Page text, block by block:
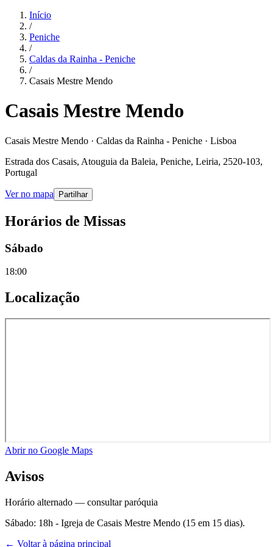
Início
/
Peniche
/
Caldas da Rainha - Peniche
/
Casais Mestre Mendo
Casais Mestre Mendo
Casais Mestre Mendo · Caldas da Rainha - Peniche · Lisboa
Estrada dos Casais, Atouguia da Baleia, Peniche, Leiria, 2520-103,
Portugal
Ver no mapa Partilhar
Horários de Missas
Sábado
18:00
Localização
Abrir no Google Maps
Avisos
Horário alternado — consultar paróquia
Sábado: 18h - Igreja de Casais Mestre Mendo (15 em 15 dias).
← Voltar à página principal